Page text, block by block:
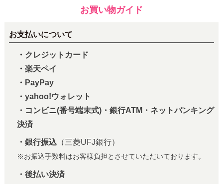
お買い物ガイド
お支払いについて
・クレジットカード
・楽天ペイ
・PayPay
・yahoo!ウォレット
・コンビニ(番号端末式)・銀行ATM・ネットバンキング
決済
・銀行振込（三菱UFJ銀行）
※お振込手数料はお客様負担とさせていただいております。
・後払い決済